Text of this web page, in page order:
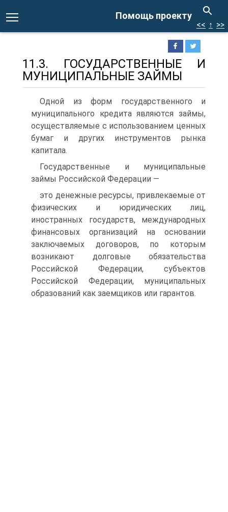
Помощь проекту
<< ↑ >>
11.3. ГОСУДАРСТВЕННЫЕ И
МУНИЦИПАЛЬНЫЕ ЗАЙМЫ
Одной из форм государственного и
муниципального кредита являются займы,
осуществляемые с использованием ценных
бумаг и других инструментов рынка
капитала.
Государственные и муниципальные
займы Российской Федерации —
это денежные ресурсы, привлекаемые от
физических и юридиче­ских лиц,
иностранных государств, международных
финансовых организаций на основании
заключаемых договоров, по которым
возникают долговые обязательства
Российской Федерации, субъек­тов
Российской Федерации, муниципальных
образований как за­емщиков или гарантов.